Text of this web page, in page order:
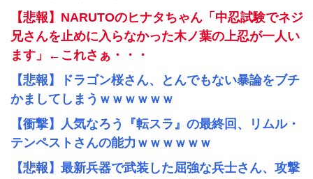
【悲報】NARUTOのヒナタちゃん「中忍試験でネジ
兄さんを止めに入らなかった木ノ葉の上忍が一人い
ます」←これさぁ・・・
【悲報】ドラゴン桜さん、とんでもない暴論をブチ
かましてしまうｗｗｗｗｗｗ
【衝撃】人気なろう『転スラ』の最終回、リムル・
テンペストさんの能力ｗｗｗｗｗｗ
【悲報】最新兵器で武装した屈強な兵士さん、攻撃